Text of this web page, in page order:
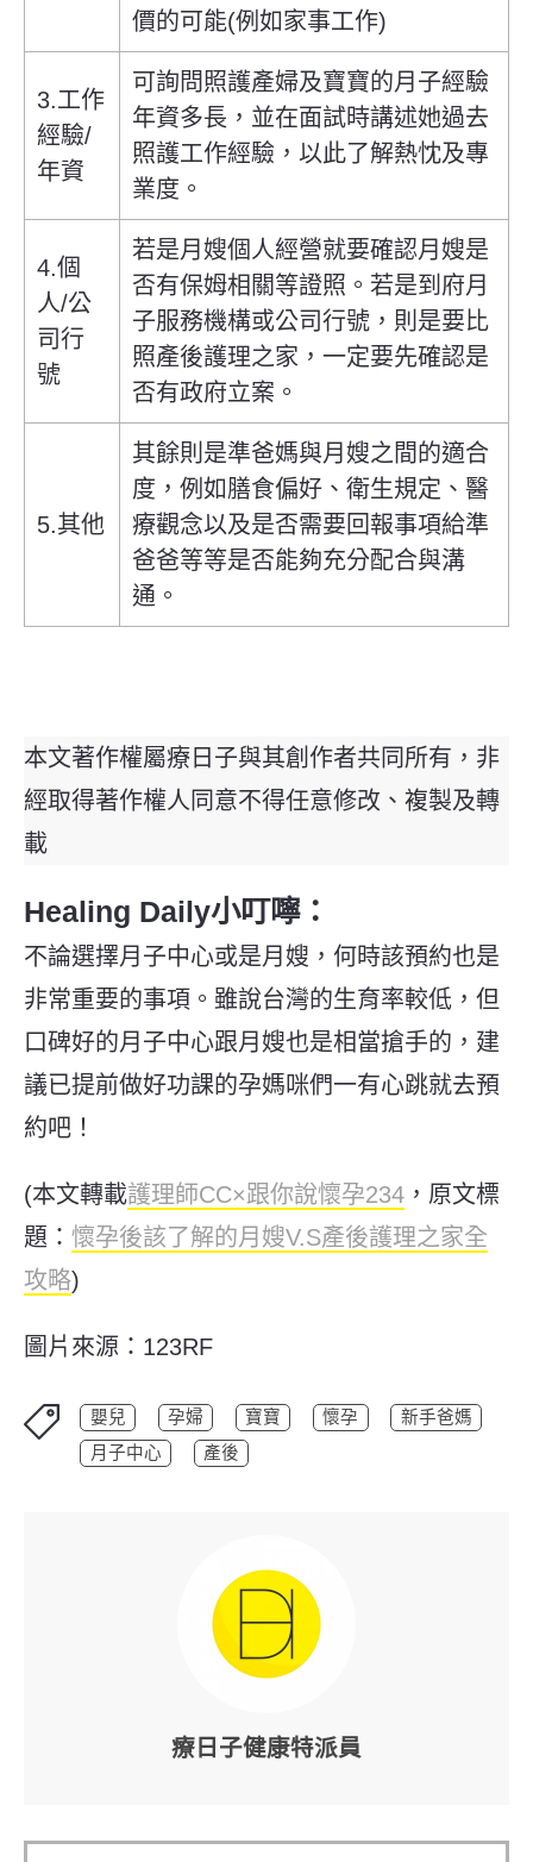
價的可能(例如家事工作)
3.工作
經驗/
年資
可詢問照護產婦及寶寶的月子經驗
年資多長，並在面試時講述她過去
照護工作經驗，以此了解熱忱及專
業度。
4.個
人/公
司行
號
若是月嫂個人經營就要確認月嫂是
否有保姆相關等證照。若是到府月
子服務機構或公司行號，則是要比
照產後護理之家，一定要先確認是
否有政府立案。
5.其他
其餘則是準爸媽與月嫂之間的適合
度，例如膳食偏好、衛生規定、醫
療觀念以及是否需要回報事項給準
爸爸等等是否能夠充分配合與溝
通。
本文著作權屬療日子與其創作者共同所有，非
經取得著作權人同意不得任意修改、複製及轉
載
Healing Daily小叮嚀：
不論選擇月子中心或是月嫂，何時該預約也是
非常重要的事項。雖說台灣的生育率較低，但
口碑好的月子中心跟月嫂也是相當搶手的，建
議已提前做好功課的孕媽咪們一有心跳就去預
約吧！
(本文轉載護理師CC×跟你說懷孕234 ，原文標
題： 懷孕後該了解的月嫂V.S產後護理之家全
攻略)
圖片來源：123RF
嬰兒 孕婦 寶寶 懷孕
新手爸媽
月子中心
產後
療日子健康特派員